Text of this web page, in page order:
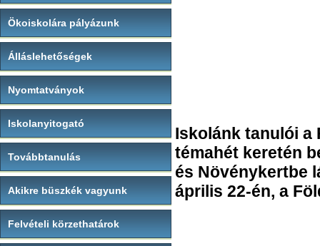
Ökoiskolára pályázunk
Álláslehetőségek
Nyomtatványok
Iskolanyitogató
Továbbtanulás
Akikre büszkék vagyunk
Felvételi körzethatárok
Iskolánk tanulói a
témahét keretén
és Növénykertbe
április 22-én, a